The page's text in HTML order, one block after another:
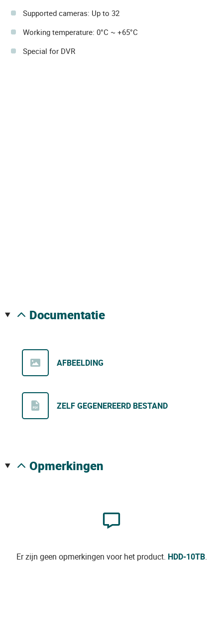
Supported cameras: Up to 32
Working temperature: 0°C ~ +65°C
Special for DVR
documentatie
AFBEELDING
ZELF GEGENEREERD BESTAND
opmerkingen
Er zijn geen opmerkingen voor het product. HDD-10TB.